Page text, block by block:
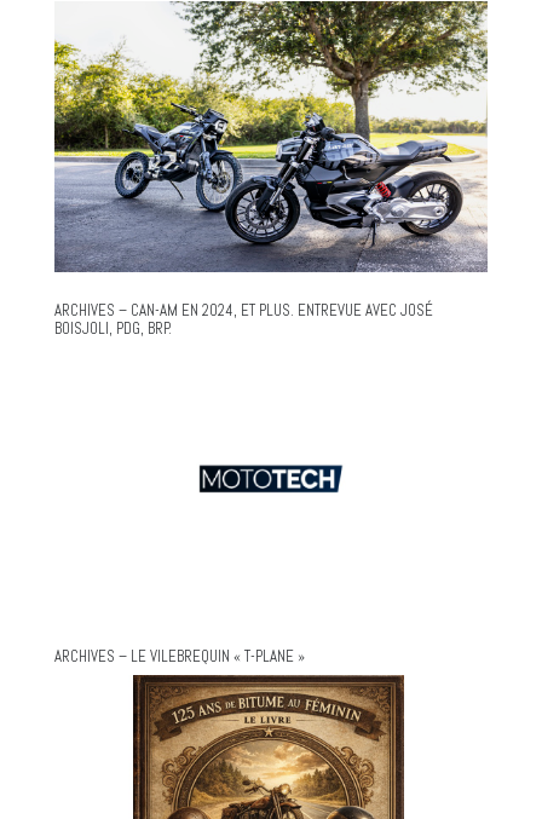
ARCHIVES – CAN-AM EN 2024, ET PLUS. ENTREVUE AVEC JOSÉ
BOISJOLI, PDG, BRP.
ARCHIVES – LE VILEBREQUIN « T-PLANE »